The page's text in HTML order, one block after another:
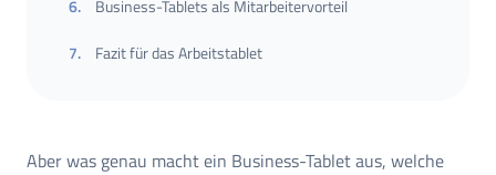
6.
Business-Tablets als Mitarbeitervorteil
7. Fazit für das Arbeitstablet
Aber was genau macht ein Business-Tablet aus, welche